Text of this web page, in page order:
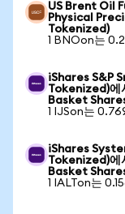
US Brent Oil
Physical
Tokenized)
1 BNOon는
iShares S&P
Tokenized)에
Basket
1 IJSon는
iShares
Tokenized)에
Basket
1 IALTon는